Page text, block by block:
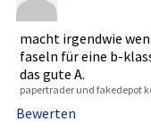
macht irgendwie
faseln für eine b-
das gute A.
papertrade­r und fakedepot
Bewerten